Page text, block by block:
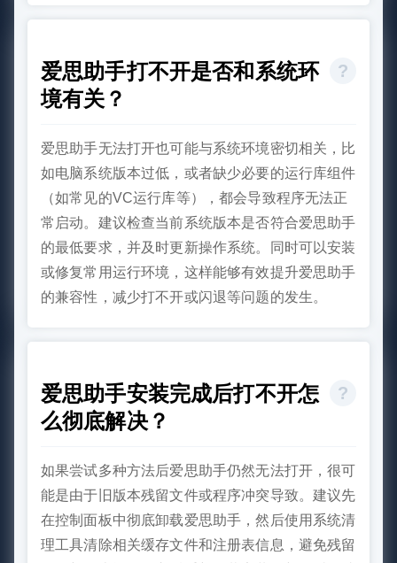
爱思助手打不开是否和系统环
境有关？
爱思助手无法打开也可能与系统环境密切相关，比
如电脑系统版本过低，或者缺少必要的运行库组件
（如常见的VC运行库等），都会导致程序无法正
常启动。建议检查当前系统版本是否符合爱思助手
的最低要求，并及时更新操作系统。同时可以安装
或修复常用运行环境，这样能够有效提升爱思助手
的兼容性，减少打不开或闪退等问题的发生。
爱思助手安装完成后打不开怎
么彻底解决？
如果尝试多种方法后爱思助手仍然无法打开，很可
能是由于旧版本残留文件或程序冲突导致。建议先
在控制面板中彻底卸载爱思助手，然后使用系统清
理工具清除相关缓存文件和注册表信息，避免残留